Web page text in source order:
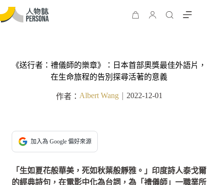
《送行者：禮儀師的樂章》：日本首部奧獎最佳外語片，
在生命旅程的告別探尋活著的意義
作者： Albert Wang｜ 2022-12-01
加入為 Google 偏好來源
「生如夏花般華美，死如秋葉般靜雅。」印度詩人泰戈爾
的經典詩句，在電影中化為台詞，為「禮儀師」一職業所